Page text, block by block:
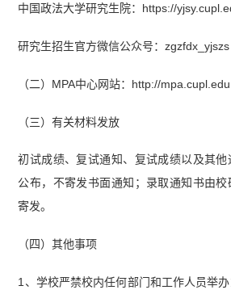
中国政法大学研究生院：https://
研究生招生官方微信公众号：zgzfdx_yjszs
（二）MPA中心网站：http://
（三）有关材料发放
初试成绩、复试通知、复试成绩以及其
公布，不寄发书面通知；录取通知书由
寄发。
（四）其他事项
1、学校严禁校内任何部门和工作人员举